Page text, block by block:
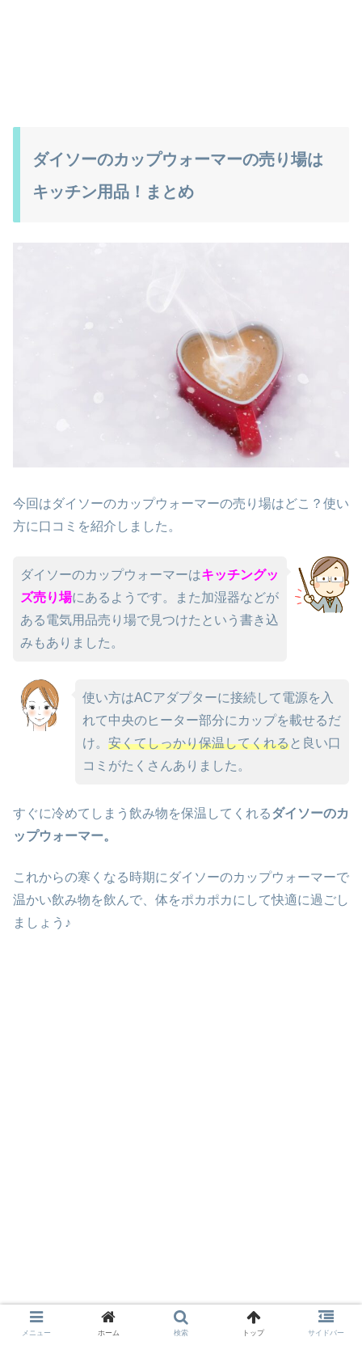
ダイソーのカップウォーマーの売り場は
キッチン用品！まとめ
今回はダイソーのカップウォーマーの売り場はどこ？使い
方に口コミを紹介しました。
ダイソーのカップウォーマーはキッチングッ
ズ売り場にあるようです。また加湿器などが
ある電気用品売り場で見つけたという書き込
みもありました。
使い方はACアダプターに接続して電源を入
れて中央のヒーター部分にカップを載せるだ
け。 安くてしっかり保温してくれると良い口
コミがたくさんありました。
すぐに冷めてしまう飲み物を保温してくれるダイソーのカ
ップウォーマー。
これからの寒くなる時期にダイソーのカップウォーマーで
温かい飲み物を飲んで、体をポカポカにして快適に過ごし
ましょう♪
メニュー ホーム 検索 トップ サイドバー